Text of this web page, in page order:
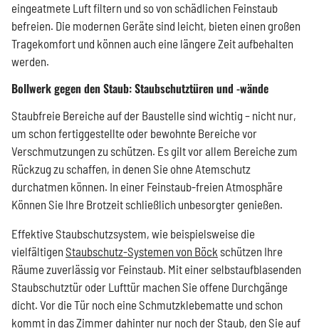
eingeatmete Luft filtern und so von schädlichen Feinstaub
befreien. Die modernen Geräte sind leicht, bieten einen großen
Tragekomfort und können auch eine längere Zeit aufbehalten
werden.
Bollwerk gegen den Staub: Staubschutztüren und -wände
Staubfreie Bereiche auf der Baustelle sind wichtig – nicht nur,
um schon fertiggestellte oder bewohnte Bereiche vor
Verschmutzungen zu schützen. Es gilt vor allem Bereiche zum
Rückzug zu schaffen, in denen Sie ohne Atemschutz
durchatmen können. In einer Feinstaub-freien Atmosphäre
Können Sie Ihre Brotzeit schließlich unbesorgter genießen.
Effektive Staubschutzsystem, wie beispielsweise die
vielfältigen Staubschutz-Systemen von Böck schützen Ihre
Räume zuverlässig vor Feinstaub. Mit einer selbstaufblasenden
Staubschutztür oder Lufttür machen Sie offene Durchgänge
dicht. Vor die Tür noch eine Schmutzklebematte und schon
kommt in das Zimmer dahinter nur noch der Staub, den Sie auf